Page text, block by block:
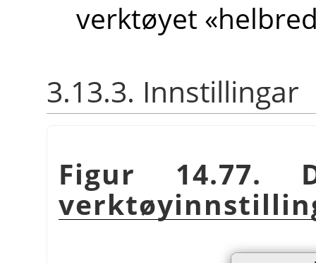
verktøyet
3.13.3. Innstillingar
Figur 14.77.